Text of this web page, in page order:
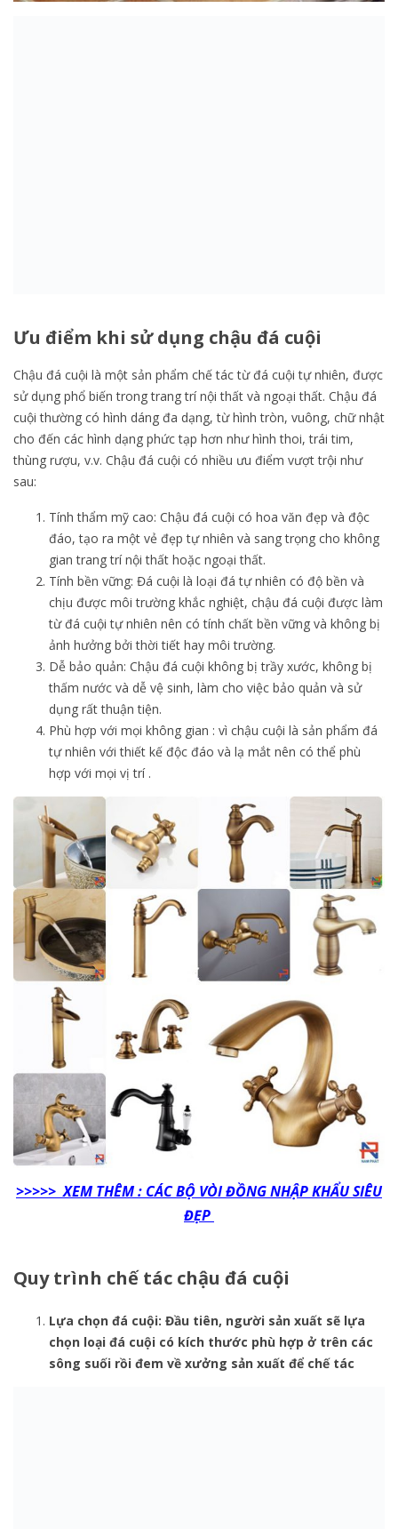
Ưu điểm khi sử dụng chậu đá cuội
Chậu đá cuội là một sản phẩm chế tác từ đá cuội tự nhiên, được
sử dụng phổ biến trong trang trí nội thất và ngoại thất. Chậu đá
cuội thường có hình dáng đa dạng, từ hình tròn, vuông, chữ nhật
cho đến các hình dạng phức tạp hơn như hình thoi, trái tim,
thùng rượu, v.v. Chậu đá cuội có nhiều ưu điểm vượt trội như
sau:
Tính thẩm mỹ cao: Chậu đá cuội có hoa văn đẹp và độc
đáo, tạo ra một vẻ đẹp tự nhiên và sang trọng cho không
gian trang trí nội thất hoặc ngoại thất.
Tính bền vững: Đá cuội là loại đá tự nhiên có độ bền và
chịu được môi trường khắc nghiệt, chậu đá cuội được làm
từ đá cuội tự nhiên nên có tính chất bền vững và không bị
ảnh hưởng bởi thời tiết hay môi trường.
Dễ bảo quản: Chậu đá cuội không bị trầy xước, không bị
thấm nước và dễ vệ sinh, làm cho việc bảo quản và sử
dụng rất thuận tiện.
Phù hợp với mọi không gian : vì chậu cuội là sản phẩm đá
tự nhiên với thiết kế độc đáo và lạ mắt nên có thể phù
hợp với mọi vị trí .
>>>>> XEM THÊM : CÁC BỘ VÒI ĐỒNG NHẬP KHẨU SIÊU
ĐẸP
Quy trình chế tác chậu đá cuội
Lựa chọn đá cuội: Đầu tiên, người sản xuất sẽ lựa
chọn loại đá cuội có kích thước phù hợp ở trên các
sông suối rồi đem về xưởng sản xuất để chế tác